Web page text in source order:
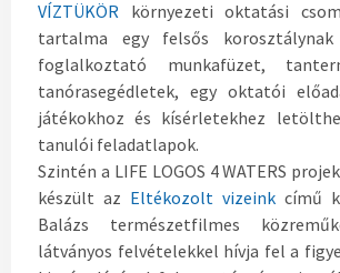
VÍZTÜKÖR környezeti oktatási
tartalma egy felsős
foglalkoztató munkafüzet,
tanórasegédletek, egy oktatói
játékokhoz és kísérletekhez
tanulói feladatlapok.
Szintén a LIFE LOGOS 4 WATERS
készült az Eltékozolt vizeink című
Balázs természetfilmes
látványos felvételekkel hívja fel a